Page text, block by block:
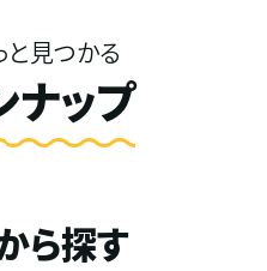
と見つかる
ナップ
ら探す